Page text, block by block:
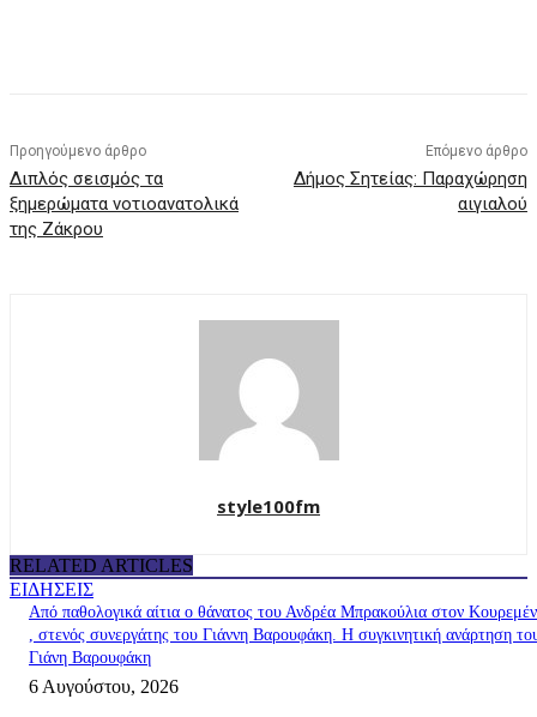
Προηγούμενο άρθρο
Διπλός σεισμός τα
ξημερώματα νοτιοανατολικά
της Ζάκρου
Επόμενο άρθρο
Δήμος Σητείας: Παραχώρηση
αιγιαλού
style100fm
RELATED ARTICLES
ΕΙΔΗΣΕΙΣ
Από παθολογικά αίτια ο θάνατος του Ανδρέα Μπρακούλια στον
, στενός συνεργάτης του Γιάννη Βαρουφάκη. Η συγκινητική ανάρτηση
Γιάνη Βαρουφάκη
6 Αυγούστου, 2026